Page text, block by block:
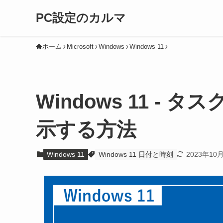
PC設定のカルマ
ホーム Microsoft Windows Windows 11
Windows 11 - タス
示する方法
Windows 11 Windows 11 日付と時刻 2023年10